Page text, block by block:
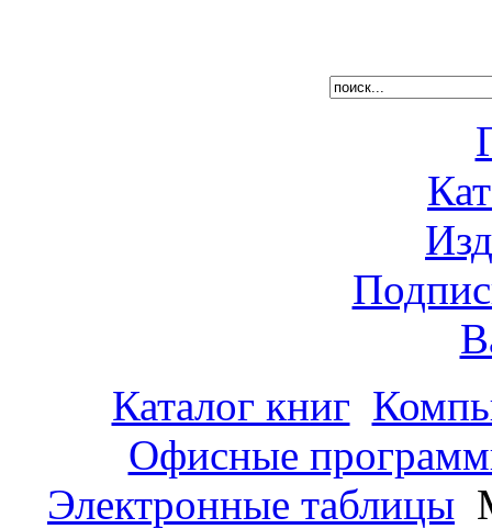
Каталог книг
Офисные
Электронные таблицы